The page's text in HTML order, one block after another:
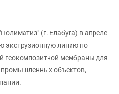
(г. Елабуга) в апреле
экструзионную линию по
геокомпозитной мембраны для
промышленных объектов,